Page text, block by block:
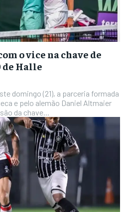
o vice na chave de
de Halle
e pelo alemão Daniel Altmaier
da chave...